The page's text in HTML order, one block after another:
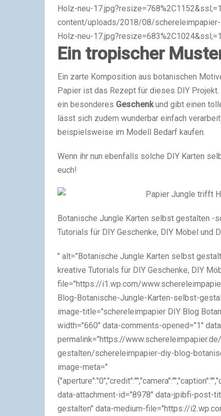
Holz-neu-
content/uploads/2018/08/
Holz-neu-
Ein tropischer
Ein zarte Komposition aus botanischen
Papier ist das Rezept für dieses DIY
ein besonderes Geschenkund gibt einen
lässt sich zudem wunderbar einfach
beispielsweise im Modell Bedarf kaufen.
Wenn ihr nun ebenfalls solche DIY Karten
euch!
Botanische Jungle Karten selbst gestalten -
Tutorials für DIY Geschenke, DIY Möbel und
" alt="Botanische Jungle Karten selbst
kreative Tutorials für DIY Geschenke, DIY
file="https://i1.wp.com/
Blog-Botanische-Jungle-Karten-selbst-
image-title="schereleimpapier DIY Blog
width="660" data-comments-opened="1"
permalink="https://
gestalten/schereleimpapier-diy-blog-
image-meta="
data-attachment-id="8978" data-jpibfi-post-
gestalten" data-medium-file="https://